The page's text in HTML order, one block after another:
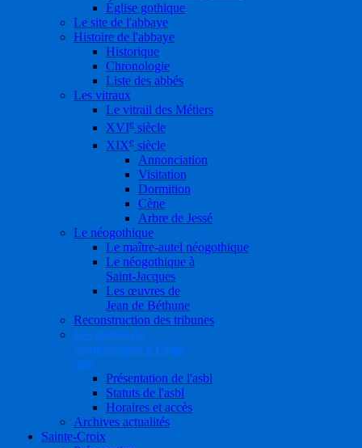
Église gothique
Le site de l'abbaye
Histoire de l'abbaye
Historique
Chronologie
Liste des abbés
Les vitraux
Le vitrail des Métiers
XVIe siècle
XIXe siècle
Annonciation
Visitation
Dormition
Cène
Arbre de Jessé
Le néogothique
Le maître-autel néogothique
Le néogothique à
Saint-Jacques
Les œuvres de
Jean de Béthune
Reconstruction des tribunes
Les guides de
Saint-Jacques à Liège
asbl
Présentation de l'asbl
Statuts de l'asbl
Horaires et accès
Archives actualités
Sainte-Croix